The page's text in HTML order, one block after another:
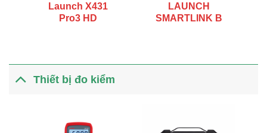
Launch X431
Pro3 HD
LAUNCH
SMARTLINK B
Thiết bị đo kiểm